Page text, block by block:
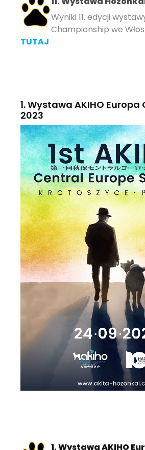
Wyniki 11. edycji
Championship we
TUTAJ
1. Wystawa AKIHO
2023
1. Wystawa AKIHO